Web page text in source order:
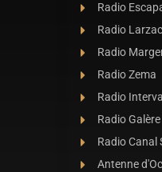
Radio
Radio Larzac
Radio
Radio Zema
Radio Interval
Radio Galère
Radio Canal
Antenne d'Oc